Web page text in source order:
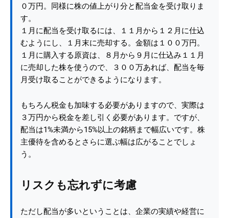
０万円。同様に株の値上がり分と配当金を受け取りま
す。
１月に配当を受け取るには、１１月から１２月に仕込
むようにし、１月末に売却する。金額は１００万円。
１月に購入する原資は、８月から９月に仕込み１１月
に売却した株を使うので、３００万あれば、配当を毎
月受け取ることができるようになります。
もちろん税金も加味する必要がありますので、実際は
３万円から税金を差し引く必要があります。ですが、
配当は1%未満から15%以上の銘柄まで幅広いです。株
主優待を含めるとさらに選ぶ幅は広がることでしょ
う。
リスクも忘れずに考慮
ただし配当が多いということは、企業の実績や経営に